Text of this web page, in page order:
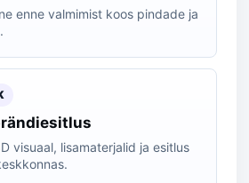
enne valmimist koos pindade ja
visuaal, lisamaterjalid ja esitlus